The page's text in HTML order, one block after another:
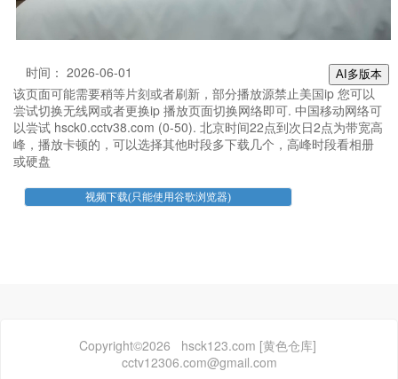
AI多版本
时间： 2026-06-01
该页面可能需要稍等片刻或者刷新，部分播放源禁止美国ip 您可以
尝试切换无线网或者更换ip 播放页面切换网络即可. 中国移动网络可
以尝试 hsck0.cctv38.com (0-50). 北京时间22点到次日2点为带宽高
峰，播放卡顿的，可以选择其他时段多下载几个，高峰时段看相册
或硬盘
Copyright©2026 hsck123.com [黄色仓库]
cctv12306.com@gmail.com